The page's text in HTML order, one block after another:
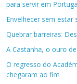
para servir em
Envelhecer sem estar
Quebrar barreiras:
A Castanha, o ouro
O regresso do
chegaram ao fim